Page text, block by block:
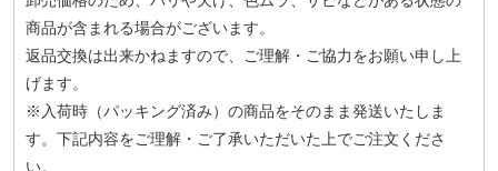
商品が含まれる場合がございます。
返品交換は出来かねますので、ご理解・ご協力をお願い申し上
げます。
※入荷時（パッキング済み）の商品をそのまま発送いたしま
す。下記内容をご理解・ご了承いただいた上でご注文くださ
い。